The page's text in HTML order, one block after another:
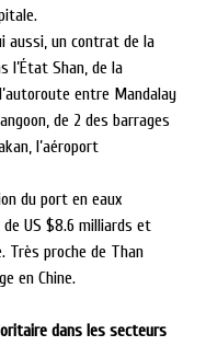
aussi, un contrat de la
l’État Shan, de la
entre Mandalay
de 2 des barrages
l’aéroport
du port en eaux
US $8.6 milliards et
Très proche de Than
en Chine.
dans les secteurs